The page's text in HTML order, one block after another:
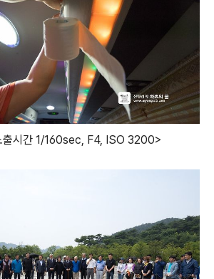
출시간 1/160sec, F4, ISO 3200>